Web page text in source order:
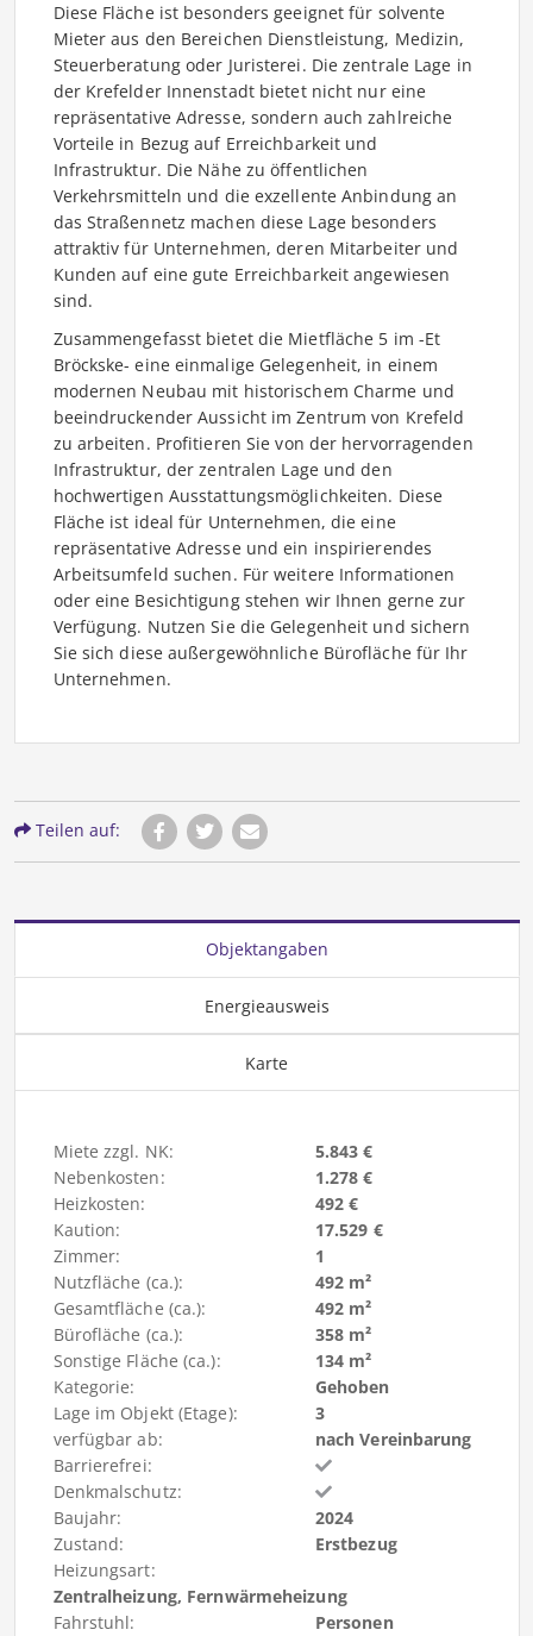
Diese Fläche ist besonders geeignet für solvente
Mieter aus den Bereichen Dienstleistung, Medizin,
Steuerberatung oder Juristerei. Die zentrale Lage in
der Krefelder Innenstadt bietet nicht nur eine
repräsentative Adresse, sondern auch zahlreiche
Vorteile in Bezug auf Erreichbarkeit und
Infrastruktur. Die Nähe zu öffentlichen
Verkehrsmitteln und die exzellente Anbindung an
das Straßennetz machen diese Lage besonders
attraktiv für Unternehmen, deren Mitarbeiter und
Kunden auf eine gute Erreichbarkeit angewiesen
sind.
Zusammengefasst bietet die Mietfläche 5 im -Et
Bröckske- eine einmalige Gelegenheit, in einem
modernen Neubau mit historischem Charme und
beeindruckender Aussicht im Zentrum von Krefeld
zu arbeiten. Profitieren Sie von der hervorragenden
Infrastruktur, der zentralen Lage und den
hochwertigen Ausstattungsmöglichkeiten. Diese
Fläche ist ideal für Unternehmen, die eine
repräsentative Adresse und ein inspirierendes
Arbeitsumfeld suchen. Für weitere Informationen
oder eine Besichtigung stehen wir Ihnen gerne zur
Verfügung. Nutzen Sie die Gelegenheit und sichern
Sie sich diese außergewöhnliche Bürofläche für Ihr
Unternehmen.
Teilen auf:
Objektangaben
Energieausweis
Karte
Miete zzgl. NK:
5.843 €
Nebenkosten:
1.278 €
Heizkosten:
492 €
Kaution:
17.529 €
Zimmer:
1
Nutzfläche (ca.):
492 m²
Gesamtfläche (ca.):
492 m²
Bürofläche (ca.):
358 m²
Sonstige Fläche (ca.):
134 m²
Kategorie:
Gehoben
Lage im Objekt (Etage):
3
verfügbar ab:
nach Vereinbarung
Barrierefrei:
Denkmalschutz:
Baujahr:
2024
Zustand:
Erstbezug
Heizungsart:
Zentralheizung, Fernwärmeheizung
Fahrstuhl:
Personen